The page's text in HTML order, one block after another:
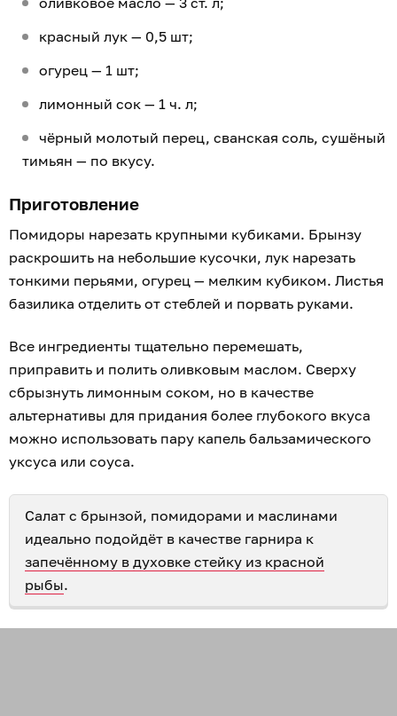
красный лук — 0,5 шт;
огурец — 1 шт;
лимонный сок — 1 ч. л;
чёрный молотый перец, сванская соль, сушёный
тимьян — по вкусу.
Приготовление
Помидоры нарезать крупными кубиками. Брынзу
раскрошить на небольшие кусочки, лук нарезать
тонкими перьями, огурец — мелким кубиком. Листья
базилика отделить от стеблей и порвать руками.
Все ингредиенты тщательно перемешать,
приправить и полить оливковым маслом. Сверху
сбрызнуть лимонным соком, но в качестве
альтернативы для придания более глубокого вкуса
можно использовать пару капель бальзамического
уксуса или соуса.
Салат с брынзой, помидорами и маслинами
идеально подойдёт в качестве гарнира к
запечённому в духовке стейку из красной
рыбы.